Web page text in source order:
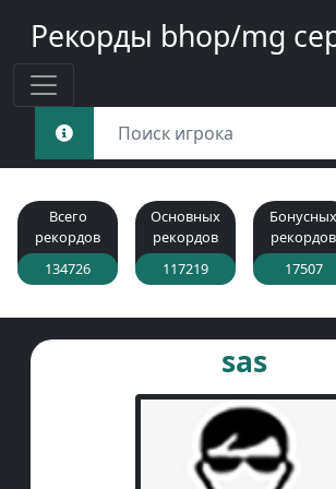
Рекорды bhop/mg
Всего
рекордов
134726
Основных
рекордов
117219
Бонусных
рекордов
17507
sas